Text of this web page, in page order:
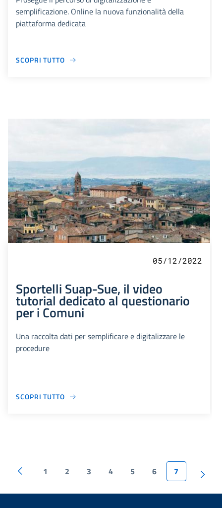
semplificazione. Online la nuova funzionalità della
piattaforma dedicata
SCOPRI TUTTO
05/12/2022
Sportelli Suap-Sue, il video
tutorial dedicato al questionario
per i Comuni
Una raccolta dati per semplificare e digitalizzare le
procedure
SCOPRI TUTTO
1 2 3 4 5 6 7